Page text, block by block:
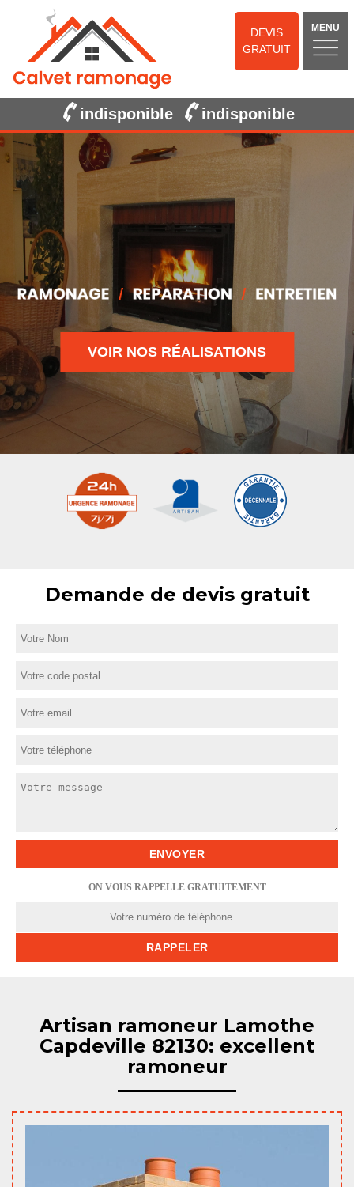
DEVIS
GRATUIT
MENU
indisponible indisponible
VOIR NOS RÉALISATIONS
Demande de devis gratuit
ON VOUS RAPPELLE GRATUITEMENT
Artisan ramoneur Lamothe
Capdeville 82130: excellent
ramoneur